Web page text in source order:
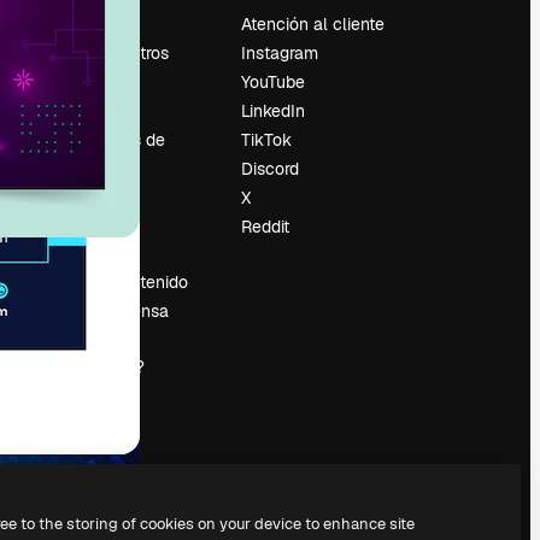
Precios
Sobre nosotros
Reviews
Empleo
Tendencias de
Blog
Slidesgo
Vender contenido
Sala de prensa
magnific.ai?
Atención al cliente
Instagram
YouTube
LinkedIn
TikTok
Discord
X
Reddit
to the storing of cookies on your device to enhance site